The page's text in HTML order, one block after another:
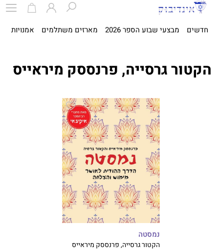
חדשים מבצעי שבוע הספר 2026 מארזים משתלמים אמנויות
הקטור גרסייה, פרנססק מיראייס
נמסטה
הקטור גרסייה, פרנססק מיראייס